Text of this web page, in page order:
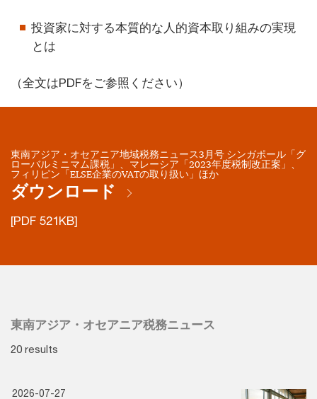
投資家に対する本質的な人的資本取り組みの実現
とは
（全文はPDFをご参照ください）
東南アジア・オセアニア地域税務ニュース3月号 シンガポール「グ
ローバルミニマム課税」、マレーシア「2023年度税制改正案」、
フィリピン「ELSE企業のVATの取り扱い」ほか
ダウンロード
[PDF 521KB]
東南アジア・オセアニア税務ニュース
20 results
2026-07-27